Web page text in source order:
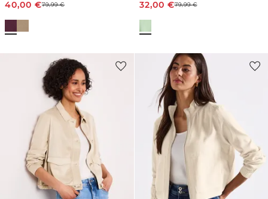
40,00 €79,99€
32,00 €79,99€